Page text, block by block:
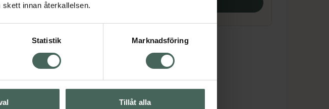
innan återkallelsen.
Statistik Marknadsföring
Tillåt alla
264 kr